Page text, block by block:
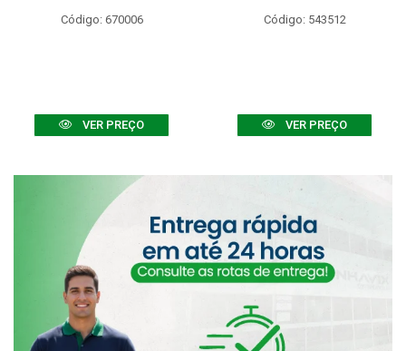
Código: 670006
VER PREÇO
Código: 543512
VER PREÇO